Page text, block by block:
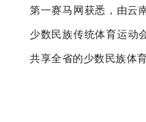
第一赛马网获悉，由云
少数民族传统体育运动
共享全省的少数民族体育